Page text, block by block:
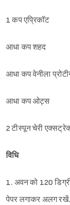
1 कप एप्रिकॉट
आधा कप शहद
आधा कप वेनीला
आधा कप ओट्स
2 टीस्पून चेरी
विधि
1. अवन को 120
पेपर लगाकर अलग